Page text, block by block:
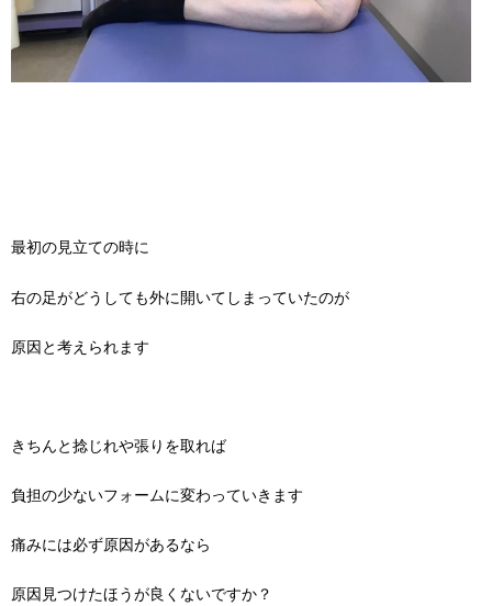
最初の見立ての時に
右の足がどうしても外に開いてしまっていたのが
原因と考えられます
きちんと捻じれや張りを取れば
負担の少ないフォームに変わっていきます
痛みには必ず原因があるなら
原因見つけたほうが良くないですか？